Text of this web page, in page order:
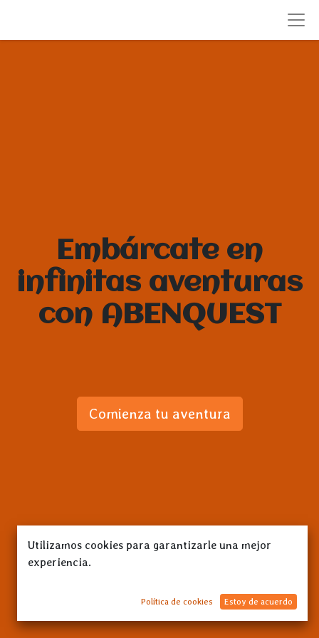
Embárcate en
infinitas aventuras
con ABENQUEST
Comienza tu aventura
Utilizamos cookies para garantizarle una mejor
experiencia.
Política de cookies Estoy de acuerdo